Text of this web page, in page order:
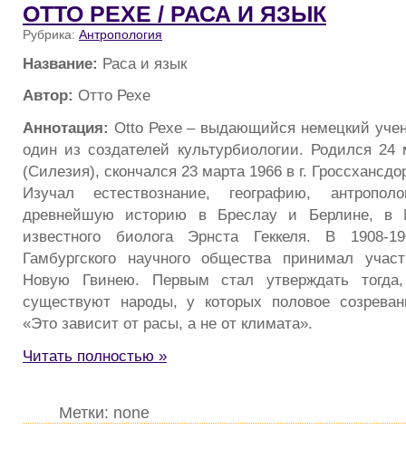
ОТТО РЕХЕ / РАСА И ЯЗЫК
Рубрика: Антропология
Название: Раса и язык
Автор: Отто Рехе
Аннотация: Otto Рехе – выдающийся немецкий
один из создателей культурбиологии. Родился
(Силезия), скончался 23 марта 1966 в г.
Изучал естествознание, географию,
древнейшую историю в Бреслау и Берлине, в
известного биолога Эрнста Геккеля. В 1908-
Гамбургского научного общества принимал
Новую Гвинею. Первым стал утверждать
существуют народы, у которых половое
«Это зависит от расы, а не от климата».
Читать полностью »
Метки: none